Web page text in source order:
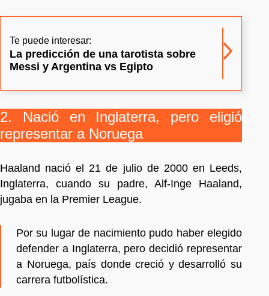
Te puede interesar:
La predicción de una tarotista sobre
Messi y Argentina vs Egipto
2. Nació en Inglaterra, pero eligió
representar a Noruega
Haaland nació el 21 de julio de 2000 en Leeds,
Inglaterra, cuando su padre, Alf-Inge Haaland,
jugaba en la Premier League.
Por su lugar de nacimiento pudo haber elegido
defender a Inglaterra, pero decidió representar
a Noruega, país donde creció y desarrolló su
carrera futbolística.